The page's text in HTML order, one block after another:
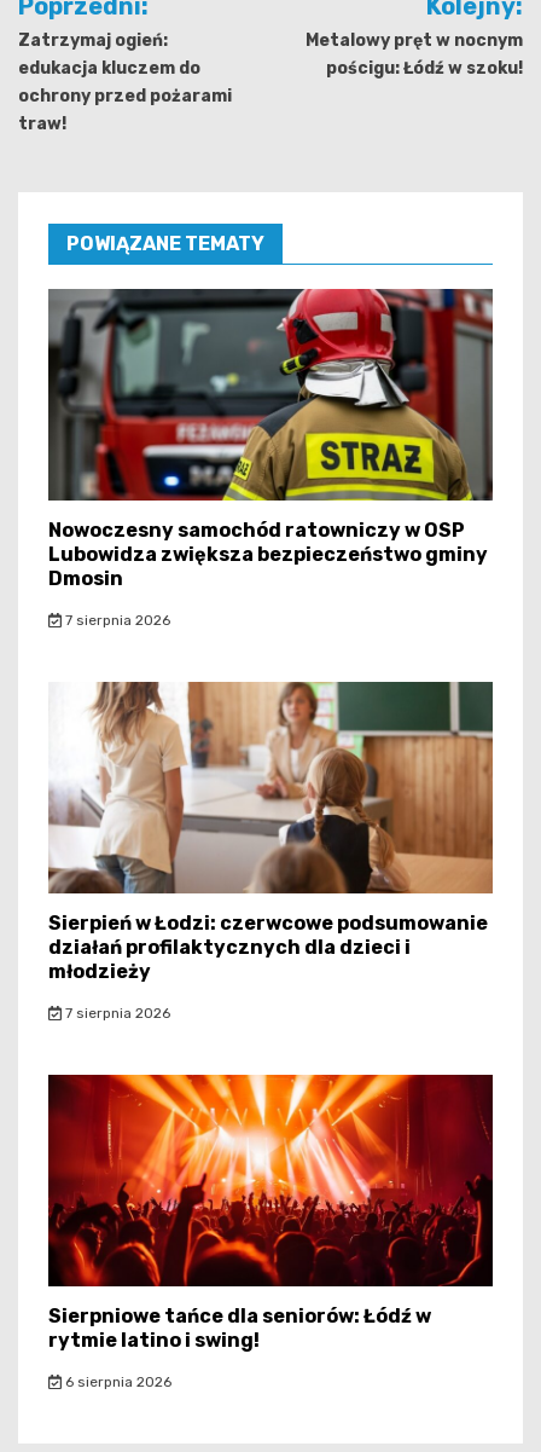
wpisu
Poprzedni:
Zatrzymaj ogień:
edukacja kluczem do
ochrony przed pożarami
traw!
Kolejny:
Metalowy pręt w nocnym
pościgu: Łódź w szoku!
POWIĄZANE TEMATY
Nowoczesny samochód ratowniczy w OSP
Lubowidza zwiększa bezpieczeństwo gminy
Dmosin
7 sierpnia 2026
Sierpień w Łodzi: czerwcowe podsumowanie
działań profilaktycznych dla dzieci i
młodzieży
7 sierpnia 2026
Sierpniowe tańce dla seniorów: Łódź w
rytmie latino i swing!
6 sierpnia 2026